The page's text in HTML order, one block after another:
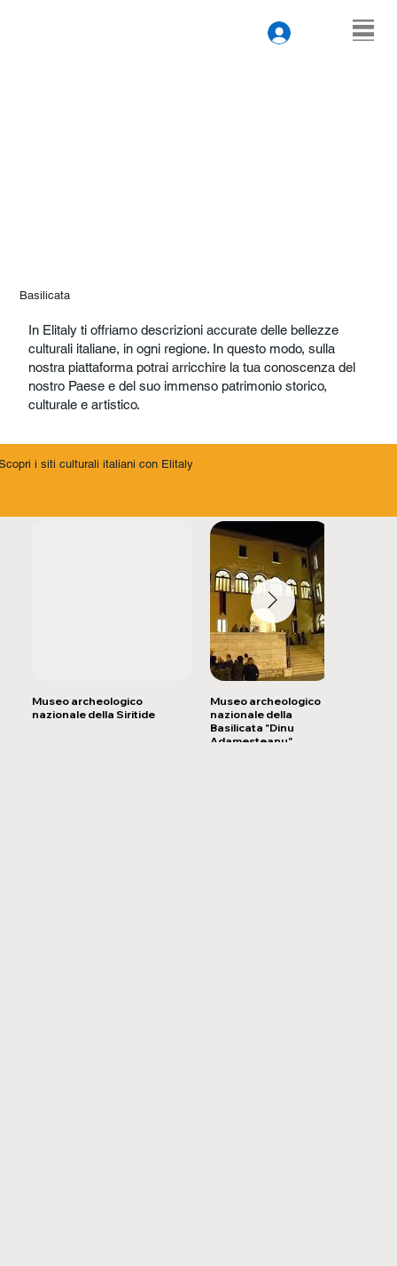
Basilicata
In Elitaly ti offriamo descrizioni accurate delle bellezze
culturali italiane, in ogni regione. In questo modo, sulla
nostra piattaforma potrai arricchire la tua conoscenza del
nostro Paese e del suo immenso patrimonio storico,
culturale e artistico.
i siti culturali italiani con Elitaly
Museo archeologico
nazionale della Siritide
Museo archeologico
nazionale della
Basilicata "Dinu
Adamesteanu"